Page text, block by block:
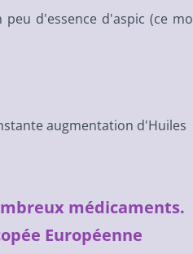
d'essence d'aspic (ce
augmentation d'Huiles
médicaments.
Européenne